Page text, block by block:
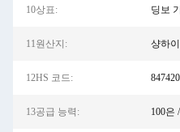
10상표: 딩보
11원산지: 샹하
12HS 코드:
13공급 능력: 100은